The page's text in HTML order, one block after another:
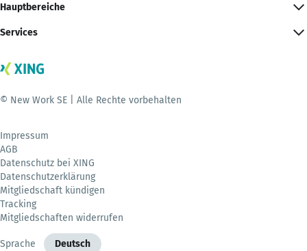
Hauptbereiche
Services
© New Work SE | Alle Rechte vorbehalten
Impressum
AGB
Datenschutz bei XING
Datenschutzerklärung
Mitgliedschaft kündigen
Tracking
Mitgliedschaften widerrufen
Sprache Deutsch